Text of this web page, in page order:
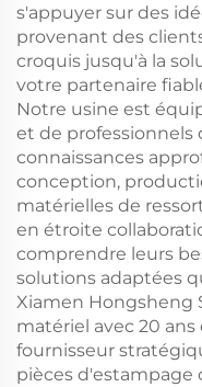
s'appuyer sur des
provenant des
croquis jusqu'à la
votre partenaire
Notre usine est
et de professionnels
connaissances
conception,
matérielles de
en étroite
comprendre leurs
solutions adaptées
Xiamen Hongsheng
matériel avec 20
fournisseur
pièces d'estampage